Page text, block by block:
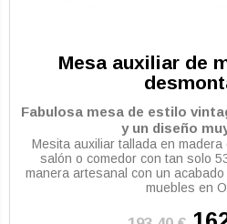
Mesa auxiliar de
Fabulosa mesa de estilo
y un diseño
Mesita auxiliar tallada en madera
salón o comedor con tan solo
manera artesanal con un
muebles en